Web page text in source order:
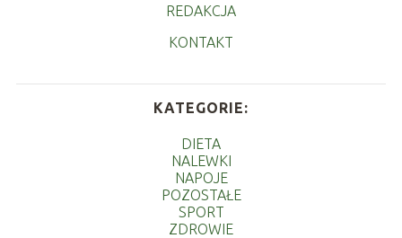
REDAKCJA
KONTAKT
KATEGORIE:
DIETA
NALEWKI
NAPOJE
POZOSTAŁE
SPORT
ZDROWIE